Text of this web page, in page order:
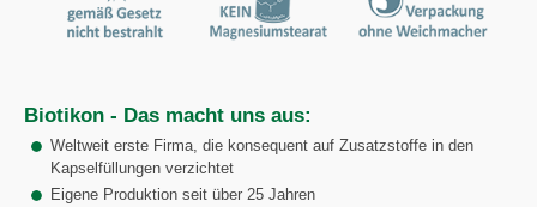
Biotikon - Das macht uns aus:
Weltweit erste Firma, die konsequent auf Zusatzstoffe in den
Kapselfüllungen verzichtet
Eigene Produktion seit über 25 Jahren